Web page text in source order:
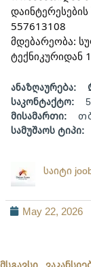
557613108
მდებარეობა:
ტექნიკურიდან
ანაზღაურება:
საკონტაქტო:
მისამართი:
სამუშაოს ტიპი:
საიტი
May 22, 2026